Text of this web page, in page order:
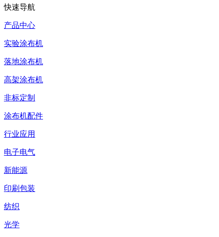
快速导航
产品中心
实验涂布机
落地涂布机
高架涂布机
非标定制
涂布机配件
行业应用
电子电气
新能源
印刷包装
纺织
光学